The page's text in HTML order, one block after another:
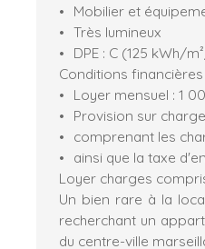
Mobilier et
Très lumineux
DPE : C (125 kWh/
Conditions financières
Loyer mensuel : 1
Provision sur
comprenant les
ainsi que la taxe
Loyer charges
Un bien rare à la
recherchant un
du centre-ville